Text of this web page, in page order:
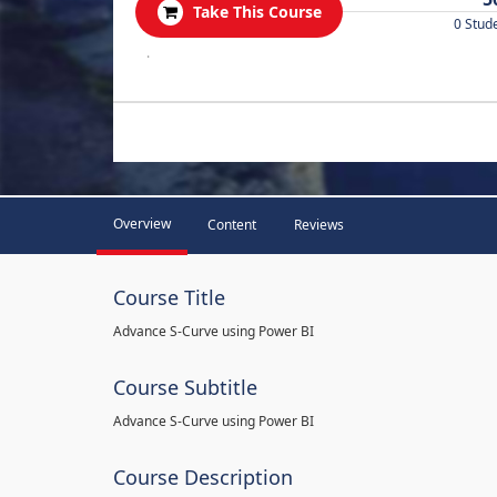
Take This Course
0
.
Overview Content Reviews
Course Title
Advance S-Curve using Power BI
Course Subtitle
Advance S-Curve using Power BI
Course Description